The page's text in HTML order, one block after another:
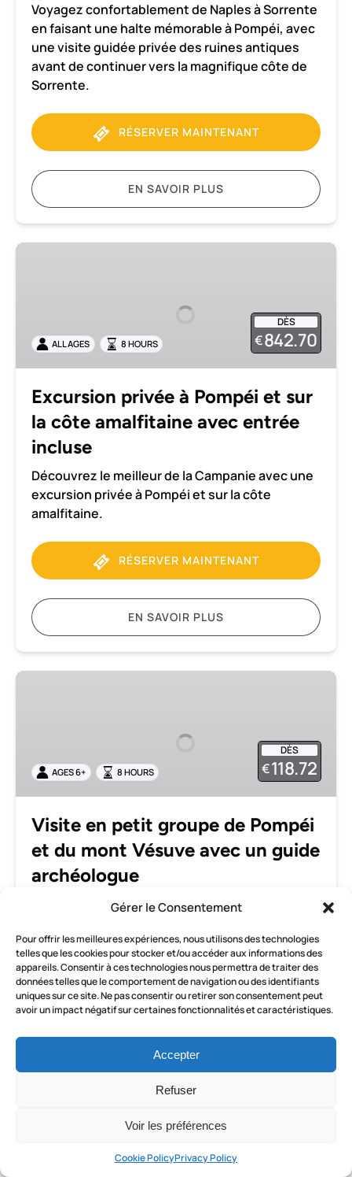
Gérer le Consentement
Pour offrir les meilleures expériences, nous utilisons des technologies
telles que les cookies pour stocker et/ou accéder aux informations des
appareils. Consentir à ces technologies nous permettra de traiter des
données telles que le comportement de navigation ou des identifiants
uniques sur ce site. Ne pas consentir ou retirer son consentement peut
avoir un impact négatif sur certaines fonctionnalités et caractéristiques.
Accepter
Refuser
Voir les préférences
Cookie PolicyPrivacy Policy
Voyagez confortablement de Naples à Sorrente
en faisant une halte mémorable à Pompéi, avec
une visite guidée privée des ruines antiques
avant de continuer vers la magnifique côte de
Sorrente.
RÉSERVER MAINTENANT
EN SAVOIR PLUS
Excursion
sur
la
amalfitaine
avec
entrée
incluse
DÈS
€842.70
ALL AGES 8 HOURS
Excursion privée à Pompéi et sur
la côte amalfitaine avec entrée
incluse
Découvrez le meilleur de la Campanie avec une
excursion privée à Pompéi et sur la côte
amalfitaine.
RÉSERVER MAINTENANT
EN SAVOIR PLUS
Visite
Pompéi
et
mont
Vésuve
avec
DÈS
€118.72
AGES 6+ 8 HOURS
Visite en petit groupe de Pompéi
et du mont Vésuve avec un guide
archéologue
Explorez les ruines antiques de Pompéi en
partez en randonnée sur le Vésuve pour admirer
la vue imprenable sur le cratère : un mélange
parfait entre histoire et nature.
EN SAVOIR PLUS